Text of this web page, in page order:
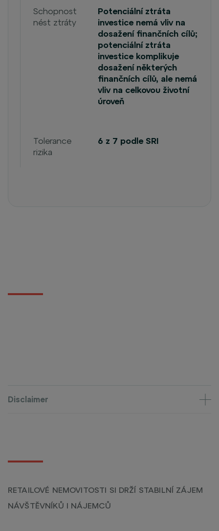
Schopnost
nést ztráty
Potenciální ztráta
investice nemá vliv na
dosažení finančních cílů;
potenciální ztráta
investice komplikuje
dosažení některých
finančních cílů, ale nemá
vliv na celkovou životní
úroveň
Tolerance
rizika
6 z 7 podle SRI
Disclaimer
RETAILOVÉ NEMOVITOSTI SI DRŽÍ STABILNÍ ZÁJEM
NÁVŠTĚVNÍKŮ I NÁJEMCŮ